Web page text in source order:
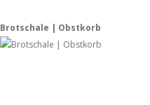
Brotschale | Obstkorb